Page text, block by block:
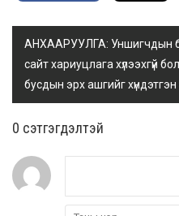
АНХААРУУЛГА: Уншигчдын
сайт хариуцлага хүлээхгүй
бусдын эрх ашгийг хүндэтгэн
0 cэтгэгдэлтэй